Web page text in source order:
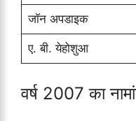
जॉन अपडाइक
ए. बी. येहोशुआ
वर्ष 2007 का